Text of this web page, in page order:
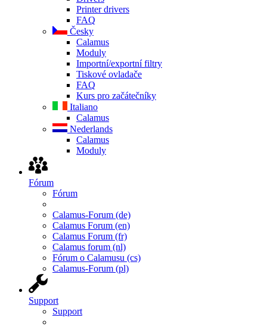
Printer drivers
FAQ
Česky
Calamus
Moduly
Importní/exportní filtry
Tiskové ovladače
FAQ
Kurs pro začátečníky
Italiano
Calamus
Nederlands
Calamus
Moduly
Fórum
Fórum
Calamus-Forum (de)
Calamus Forum (en)
Calamus Forum (fr)
Calamus forum (nl)
Fórum o Calamusu (cs)
Calamus-Forum (pl)
Support
Support